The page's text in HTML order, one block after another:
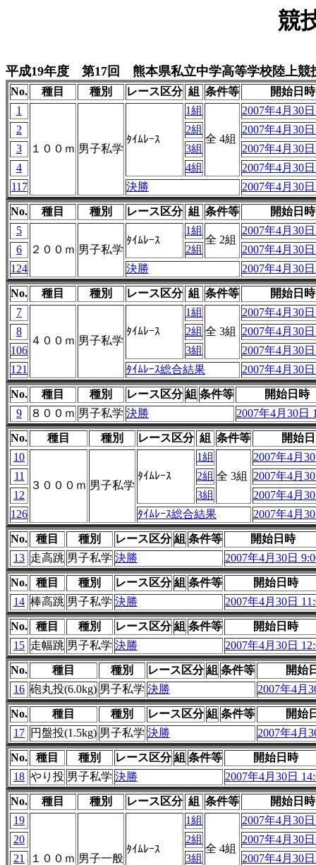
競
平成19年度 第17回 熊本県私立中学高等学校陸上競
No. 種目 種別 レース区分 組 条件等
開始日時
1
１００ｍ 男子私学
ﾀｲﾑﾚｰｽ
1組
全 4組
2007年4月30
2
2組
2007年4月30
3
3組
2007年4月30
4
4組
2007年4月30
117
決勝 2007年4月30
No. 種目 種別 レース区分 組 条件等
開始日時
5
２００ｍ 男子私学
ﾀｲﾑﾚｰｽ
1組
全 2組
2007年4月30
6
2組
2007年4月30
124
決勝 2007年4月30
No. 種目 種別 レース区分 組 条件等
開始日時
7
４００ｍ 男子私学
ﾀｲﾑﾚｰｽ
1組
全 3組
2007年4月30
8
2組
2007年4月30
106
3組
2007年4月30
121
ﾀｲﾑﾚｰｽ総合結果 2007年4月30
No. 種目 種別 レース区分 組 条件等
開始日時
9
８００ｍ 男子私学 決勝 2007年4月30日
No. 種目 種別 レース区分 組 条件等
開始
10
３０００ｍ 男子私学
ﾀｲﾑﾚｰｽ
1組
全 3組
2007年4月
11
2組
2007年4月
12
3組
2007年4月
126
ﾀｲﾑﾚｰｽ総合結果 2007年4月
No. 種目 種別 レース区分 組 条件等
開始日時
13 走高跳 男子私学 決勝 2007年4月30日
No. 種目 種別 レース区分 組 条件等
開始日時
14 棒高跳 男子私学 決勝 2007年4月30日
No. 種目 種別 レース区分 組 条件等
開始日時
15 走幅跳 男子私学 決勝 2007年4月30日
No. 種目 種別 レース区分 組 条件等
開始
16 砲丸投(6.0kg) 男子私学 決勝 2007年4月
No. 種目 種別 レース区分 組 条件等
開始
17 円盤投(1.5kg) 男子私学 決勝 2007年4月
No. 種目 種別 レース区分 組 条件等
開始日時
18 やり投 男子私学 決勝 2007年4月30日
No. 種目 種別 レース区分 組 条件等
開始日時
19
１００ｍ 男子一般
ﾀｲﾑﾚｰｽ
1組
全 4組
2007年4月30
20
2組
2007年4月30
21
3組
2007年4月30